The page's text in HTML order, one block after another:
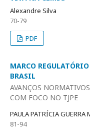
Alexandre Silva
70-79
PDF
MARCO
BRASIL
AVANÇOS
COM FOCO NO TJPE
PAULA PATRÍCIA
81-94